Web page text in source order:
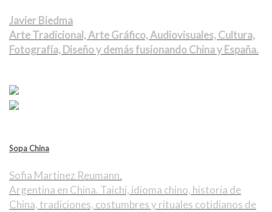
Javier Biedma
Arte Tradicional, Arte Gráfico, Audiovisuales, Cultura,
Fotografía, Diseño y demás fusionando China y España.
Sopa China
Sofia Martinez Reumann.
Argentina en China. Taichi, idioma chino, historia de
China, tradiciones, costumbres y rituales cotidianos de